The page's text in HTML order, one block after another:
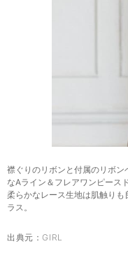
襟ぐりのリボンと付属のリボ
なAライン＆フレアワンピースド
柔らかなレース生地は肌触り
ラス。
出典元： GIRL